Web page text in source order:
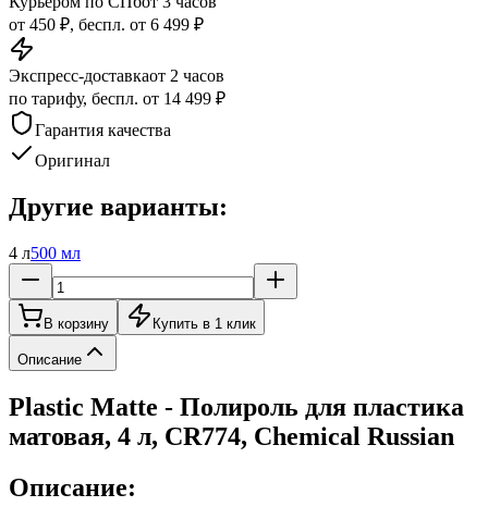
от 450 ₽, беспл. от 6 499 ₽
Экспресс-доставкаот 2 часов
по тарифу, беспл. от 14 499 ₽
Гарантия качества
Оригинал
Другие варианты:
4 л500 мл
В корзину Купить в 1 клик
Описание
Plastic Matte - Полироль для пластика
матовая, 4 л, CR774, Chemical Russian
Описание: